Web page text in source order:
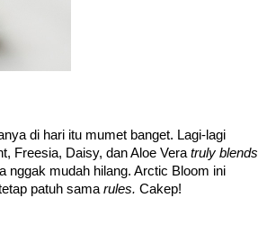
di hari itu mumet banget. Lagi-lagi
Freesia, Daisy, dan Aloe Vera truly blends
patuh sama rules. Cakep!